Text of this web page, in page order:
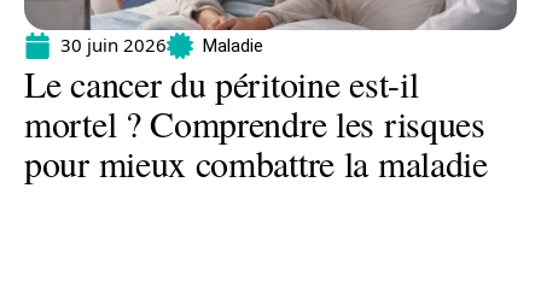
30 juin 2026 Maladie
Le cancer du péritoine est-il
mortel ? Comprendre les risques
pour mieux combattre la maladie